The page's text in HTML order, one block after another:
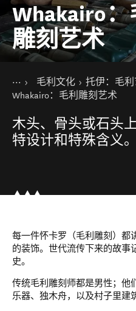
Whakairo
雕刻艺术
你的位置
主页
景点活动
历史、艺术和文化
毛利文化
托伊：毛
Whakairo：毛利雕刻艺术
木头、骨头或石头
特设计和特殊含义。
每一件怀卡罗（毛利雕刻）都
的装饰。世代流传下来的故事
史。
传统毛利雕刻师都是男性；他
乐器、独木舟，以及村子里建